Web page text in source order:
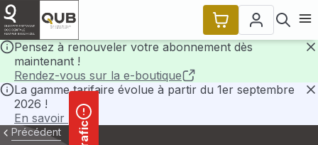
principal
Pensez à renouveler votre abonnement dès
maintenant !
Rendez-vous sur la e-boutique
La gamme tarifaire évolue à partir du 1er septembre
2026 !
En savoir plus
Précédent
Panneau de gestion des cookies